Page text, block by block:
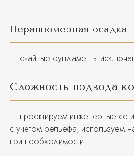
Неравномерная осадка
— свайные фундаменты
Сложность подвода
— проектируем инженерные сети
с учетом рельефа, используем
при необходимости.